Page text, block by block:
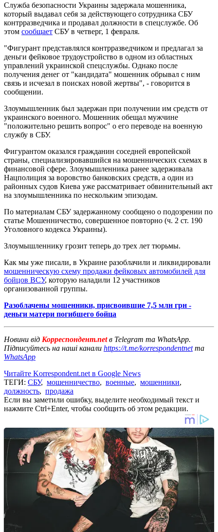
Служба безопасности Украины задержала мошенника,
который выдавал себя за действующего сотрудника СБУ
контрразведчика и продавал должности в спецслужбе. Об
этом сообщает СБУ в четверг, 1 февраля.
"Фигурант представлялся контрразведчиком и предлагал за
деньги фейковое трудоустройство в одном из областных
управлений украинской спецслужбы. Однако после
получения денег от "кандидата" мошенник обрывал с ним
связь и исчезал в поисках новой жертвы", - говорится в
сообщении.
Злоумышленник был задержан при получении им средств от
украинского военного. Мошенник обещал мужчине
"положительно решить вопрос" о его переводе на военную
службу в СБУ.
Фигурантом оказался гражданин соседней европейской
страны, специализировавшийся на мошеннических схемах в
финансовой сфере. Злоумышленника ранее задерживала
Нацполиция за воровство банковских средств, а один из
районных судов Киева уже рассматривает обвинительный акт
на злоумышленника по нескольким эпизодам.
По материалам СБУ задержанному сообщено о подозрении по
статье Мошенничество, совершенное повторно (ч. 2 ст. 190
Уголовного кодекса Украины).
Злоумышленнику грозит теперь до трех лет тюрьмы.
Как мы уже писали, в Украине разоблачили и ликвидировали
мошенническую схему продажи фейковых автомобилей для
бойцов ВСУ, которую наладили 12 участников
организованной группы.
Разоблачены мошенники, присвоившие 7,5 млн грн -
деньги матери погибшего бойца
Новини від Корреспондент.netв Telegram та WhatsApp.
Підписуйтесь на наші канали https://t.me/korrespondentnetта
WhatsApp
Читайте Korrespondent.net в Google News
ТЕГИ: СБУ, мошенничество, военные, мошенники,
должность, продажа
Если вы заметили ошибку, выделите необходимый текст и
нажмите Ctrl+Enter, чтобы сообщить об этом редакции.